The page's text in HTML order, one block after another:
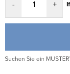
Suchen Sie ein